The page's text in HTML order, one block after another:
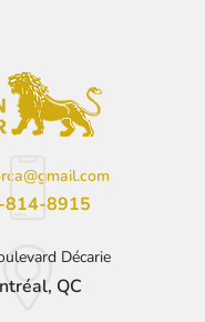
814-8915
Décarie
QC